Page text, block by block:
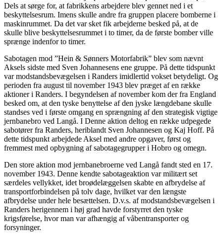
Dels at sørge for, at fabrikkens arbejdere blev gennet ned i et
beskyttelsesrum. Imens skulle andre fra gruppen placere bomberne i
maskinrummet. Da det var sket fik arbejderne besked på, at de
skulle blive beskyttelsesrummet i to timer, da de første bomber ville
sprænge indenfor to timer.
Sabotagen mod ”Hein & Sønners Motorfabrik” blev som nævnt
Aksels sidste med Sven Johannesens ene gruppe. På dette tidspunkt
var modstandsbevægelsen i Randers imidlertid vokset betydeligt. Og
perioden fra august til november 1943 blev præget af en række
aktioner i Randers. I begyndelsen af november kom der fra England
besked om, at den tyske benyttelse af den jyske længdebane skulle
standses ved i første omgang en sprængning af den strategisk vigtige
jernbanebro ved Langå. I Denne aktion deltog en række udpegede
sabotører fra Randers, heriblandt Sven Johannesen og Kaj Hoff. På
dette tidspunkt arbejdede Aksel med andre opgaver, først og
fremmest med opbygning af sabotagegrupper i Hobro og omegn.
Den store aktion mod jernbanebroerne ved Langå fandt sted en 17.
november 1943. Denne kendte sabotageaktion var militært set
særdeles vellykket, idet broødelæggelsen skabte en afbrydelse af
transportforbindelsen på tolv dage, hvilket var den længste
afbrydelse under hele besættelsen. D.v.s. af modstandsbevægelsen i
Randers herigennem i høj grad havde forstyrret den tyske
krigsførelse, hvor man var afhængig af våbentransporter og
forsyninger.